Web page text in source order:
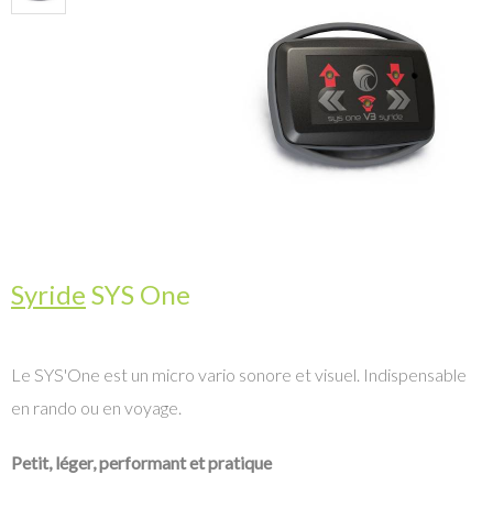
Syride SYS One
Le SYS'One est un micro vario sonore et visuel. Indispensable
en rando ou en voyage.
Petit, léger, performant et pratique